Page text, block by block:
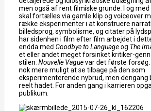
men også af rent filmiske grunde: I og
skal fortælles via gamle klip og voiceover
række eksperimenter i at konstruere
billedsprog, symbolisme, og citater på
har sidenhen i film efter film arbejdet i
endda med Goodbye to Languageog The
et eller andet meget forsinket kritiker-
stilen. Nouvelle Vaguevar det første forsøg.
nok mere muligt at se tilbage på den som
eksperimenterende nybrud, men dengang
reelt hadet. For anden gang i karrieren
publikum.